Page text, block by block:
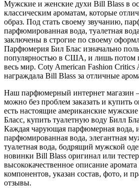
Мужские и женские духи Bill Blass в
классическим ароматам, которые
образ. Под стать своему звучанию,
парфюмированная вода, туалетная
заключены в строгие по своему
Парфюмерия Бил Блас изначально
популярностью в США, и лишь потом
весь мир. Coty American Fashion Critics
награждала Bill Blass за отличные
Наш парфюмерный интернет магазин –
можно без проблем заказать и купить
есть настоящие американские
Бласс, купить туалетную воду Билл
Каждая чарующая парфюмерная вода,
парфюмированная вода, элегантная
туалетная вода, бодрящий мужской
новинки Bill Blass оригинал или
высококачественное описание
компонентов, указан состав, фото, и
отзывы.